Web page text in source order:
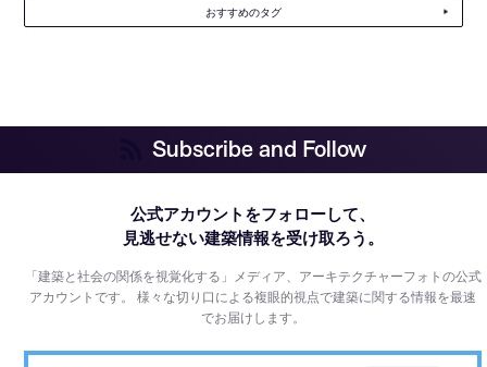
おすすめのタグ
Subscribe and Follow
公式アカウントをフォローして、
見逃せない建築情報を受け取ろう。
「建築と社会の関係を視覚化する」メディア、アーキテクチャーフォトの公式
アカウントです。様々な切り口による複眼的視点で建築に関する情報を最速
でお届けします。